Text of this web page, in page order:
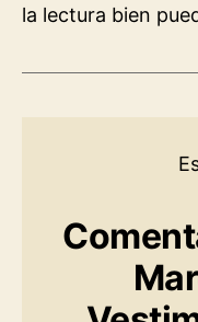
la lectura bien